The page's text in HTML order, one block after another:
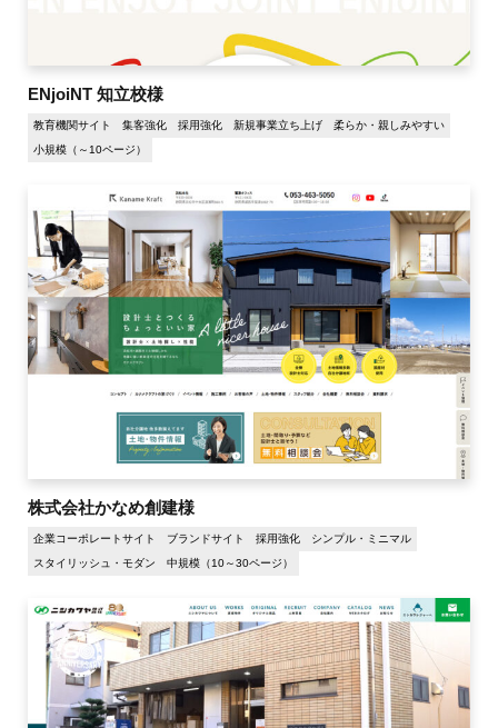
ENjoiNT 知立校様
教育機関サイト 集客強化 採用強化 新規事業立ち上げ
柔らか・親しみやすい
小規模（～10ページ）
株式会社かなめ創建様
企業コーポレートサイト ブランドサイト 採用強化
シンプル・ミニマル
スタイリッシュ・モダン
中規模（10～30ページ）